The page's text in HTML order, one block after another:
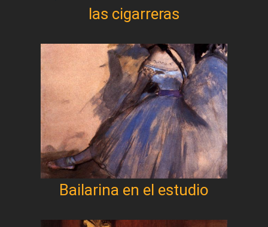
las cigarreras
Bailarina en el estudio